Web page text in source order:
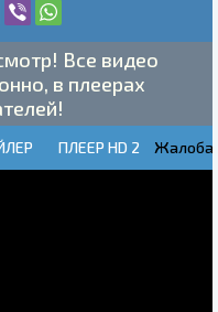
Все видео
в плеерах
ПЛЕЕР HD 2 Жалоба!